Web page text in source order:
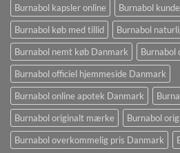
Burnabol kapsler online
Burnabol
Burnabol køb med tillid
Burnabol
Burnabol nemt køb Danmark
Burnabol
Burnabol officiel hjemmeside Danmark
Burnabol online apotek Danmark
Burnabol originalt mærke
Burnabol
Burnabol overkommelig pris Danmark